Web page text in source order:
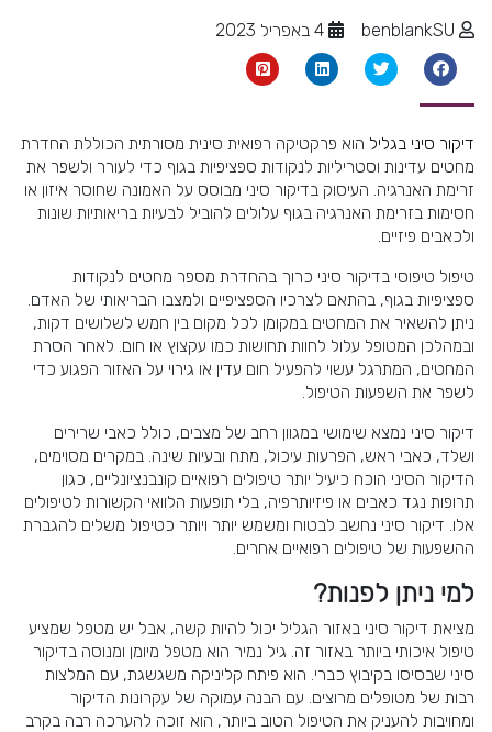
דיקור סיני בגליל הוא פרקטיקה רפואית סינית מסורתית הכוללת החדרת
מחטים עדינות וסטריליות לנקודות ספציפיות בגוף כדי לעורר ולשפר את
זרימת האנרגיה. העיסוק בדיקור סיני מבוסס על האמונה שחוסר איזון או
חסימות בזרימת האנרגיה בגוף עלולים להוביל לבעיות בריאותיות שונות
ולכאבים פיזיים.
טיפול טיפוסי בדיקור סיני כרוך בהחדרת מספר מחטים לנקודות
ספציפיות בגוף, בהתאם לצרכיו הספציפיים ולמצבו הבריאותי של האדם.
ניתן להשאיר את המחטים במקומן לכל מקום בין חמש לשלושים דקות,
ובמהלכן המטופל עלול לחוות תחושות כמו עקצוץ או חום. לאחר הסרת
המחטים, המתרגל עשוי להפעיל חום עדין או גירוי על האזור הפגוע כדי
לשפר את השפעות הטיפול.
דיקור סיני נמצא שימושי במגוון רחב של מצבים, כולל כאבי שרירים
ושלד, כאבי ראש, הפרעות עיכול, מתח ובעיות שינה. במקרים מסוימים,
הדיקור הסיני הוכח כיעיל יותר טיפולים רפואיים קונבנציונליים, כגון
תרופות נגד כאבים או פיזיותרפיה, בלי תופעות הלוואי הקשורות לטיפולים
אלו. דיקור סיני נחשב לבטוח ומשמש יותר ויותר כטיפול משלים להגברת
ההשפעות של טיפולים רפואיים אחרים.
למי ניתן לפנות?
מציאת דיקור סיני באזור הגליל יכול להיות קשה, אבל יש מטפל שמציע
טיפול איכותי ביותר באזור זה. גיל נמיר הוא מטפל מיומן ומנוסה בדיקור
סיני שבסיסו בקיבוץ כברי. הוא פיתח קליניקה משגשגת, עם המלצות
רבות של מטופלים מרוצים. עם הבנה עמוקה של עקרונות הדיקור
ומחויבות להעניק את הטיפול הטוב ביותר, הוא זוכה להערכה רבה בקרב